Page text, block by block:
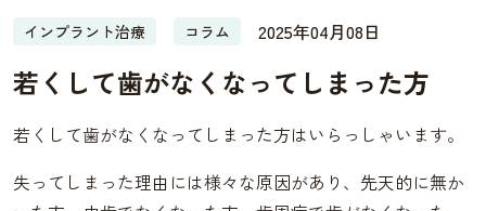
インプラント治療 コラム 2025年04月08日
若くして歯がなくなってしまった方
若くして歯がなくなってしまった方はいらっしゃいます。
失ってしまった理由には様々な原因があり、先天的に無か